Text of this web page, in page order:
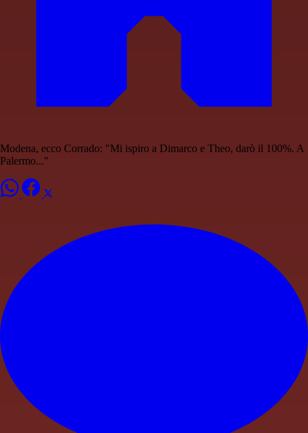
Modena, ecco Corrado: "Mi ispiro a Dimarco e Theo, darò il 100%. A
Palermo..."